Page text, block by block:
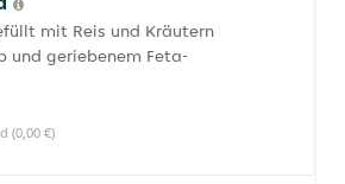
mit Reis und Kräutern
und geriebenem Feta-
(0,00 €)